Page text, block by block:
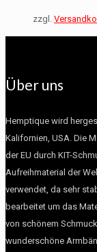
zzgl.
Über uns
Hemptique wird
Kalifornien, USA. Die
der EU durch KIT-
Aufreihmaterial der
verwendet, da sehr
bearbeitet um das
von schönem
wunderschöne